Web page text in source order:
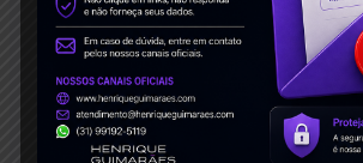
Suporte Premium
100%